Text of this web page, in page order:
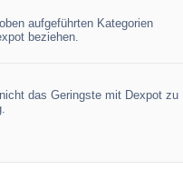
aufgeführten Kategorien
beziehen.
das Geringste mit Dexpot zu